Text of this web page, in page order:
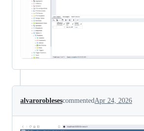
alvaroroblesescommentedApr 24, 2026